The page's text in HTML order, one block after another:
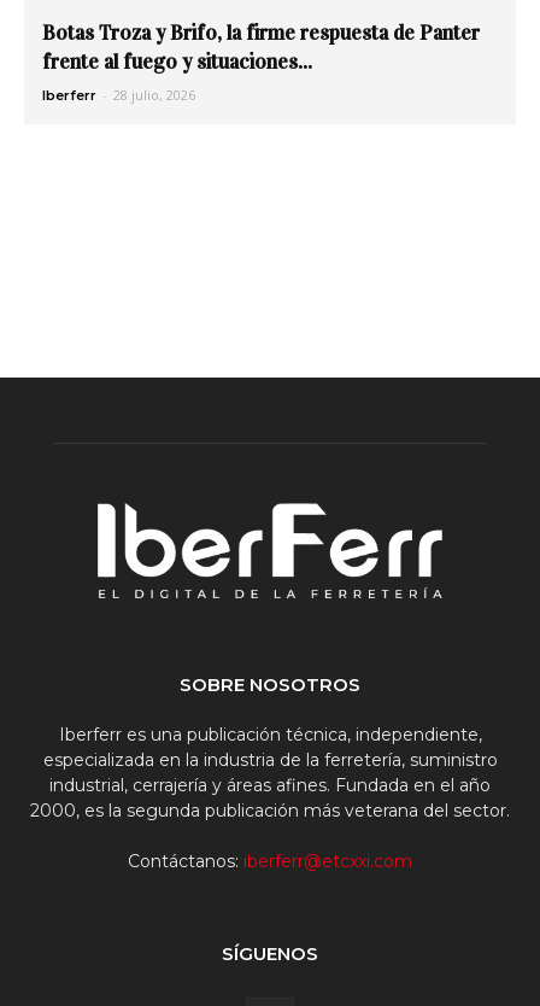
Botas Troza y Brifo, la firme respuesta de Panter
frente al fuego y situaciones...
Iberferr - 28 julio, 2026
SOBRE NOSOTROS
Iberferr es una publicación técnica, independiente,
especializada en la industria de la ferretería, suministro
industrial, cerrajería y áreas afines. Fundada en el año
2000, es la segunda publicación más veterana del sector.
Contáctanos: iberferr@etcxxi.com
SÍGUENOS